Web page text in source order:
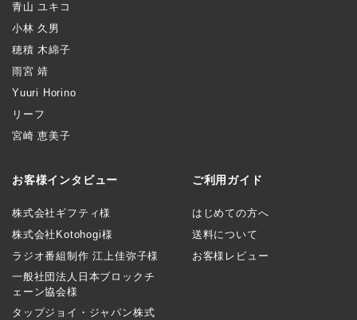
青山 ユキコ
小林 久男
穂積 木綿子
雨宮 靖
Yuuri Horino
リーフ
宮崎 恵美子
お客様インタビュー
株式会社ギフティ様
株式会社Kotohogi様
ラジオ番組制作 江上佳弥子様
一般社団法人日本ブロックチ
ェーン協会様
タップジョイ・ジャパン株式
ご利用ガイド
はじめての方へ
送料について
お客様レビュー